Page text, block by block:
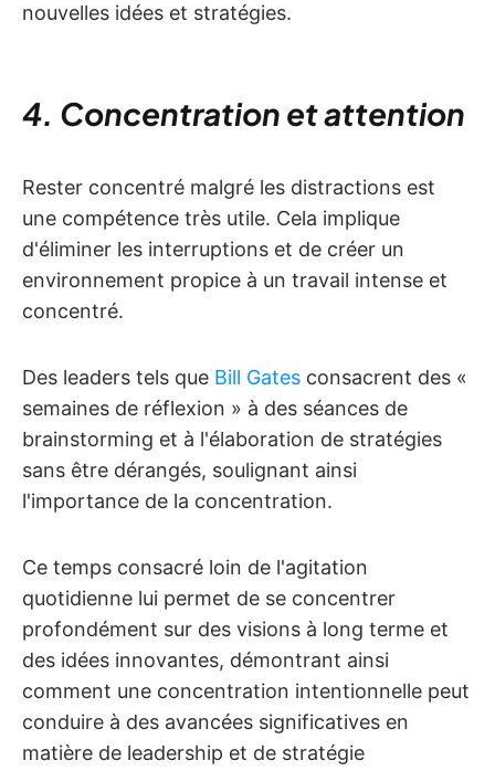
nouvelles idées et stratégies.
4. Concentration et attention
Rester concentré malgré les distractions est
une compétence très utile. Cela implique
d'éliminer les interruptions et de créer un
environnement propice à un travail intense et
concentré.
Des leaders tels que Bill Gates consacrent des «
semaines de réflexion » à des séances de
brainstorming et à l'élaboration de stratégies
sans être dérangés, soulignant ainsi
l'importance de la concentration.
Ce temps consacré loin de l'agitation
quotidienne lui permet de se concentrer
profondément sur des visions à long terme et
des idées innovantes, démontrant ainsi
comment une concentration intentionnelle peut
conduire à des avancées significatives en
matière de leadership et de stratégie